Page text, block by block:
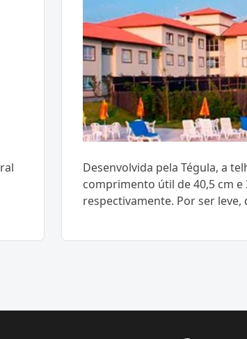
Desenvolvida pela Tégula, a
comprimento útil de 40,5 cm e
respectivamente. Por ser leve,